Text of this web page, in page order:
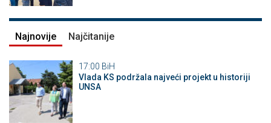
Najnovije Najčitanije
17:00 BiH
Vlada KS podržala najveći projekt u historiji
UNSA